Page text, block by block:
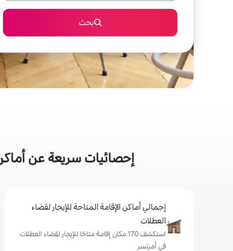
بحث
إحصائيات سريعة عن
إجمالي أماكن الإقامة المتاحة للإيجار لقضاء
العطلات
استكشف 170 مكان إقامة متاحًا للإيجار لقضاء العطلات
في أمرتسر